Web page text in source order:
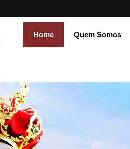
Home Quem Somos